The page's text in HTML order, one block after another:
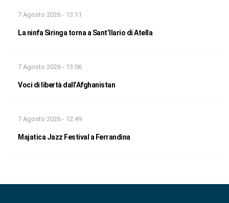
7 Agosto 2026 - 13:11
La ninfa Siringa torna a Sant’Ilario di Atella
7 Agosto 2026 - 13:06
Voci di libertà dall’Afghanistan
7 Agosto 2026 - 12:49
Majatica Jazz Festival a Ferrandina